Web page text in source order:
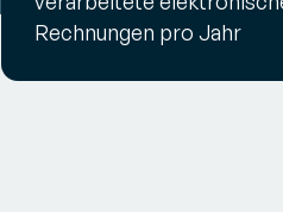
Rechnungen pro Jahr